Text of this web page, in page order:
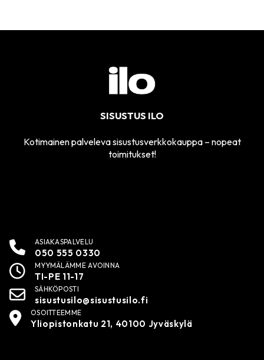
SISUSTUS ILO
Kotimainen palveleva sisustusverkkokauppa – nopeat
toimitukset!
ASIAKASPALVELU
050 555 0330
MYYMÄLÄMME AVOINNA
TI-PE 11-17
SÄHKÖPOSTI
sisustusilo@sisustusilo.fi
OSOITTEEMME
Yliopistonkatu 21, 40100 Jyväskylä